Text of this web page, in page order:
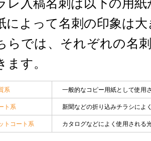
レ入稿名刺は以下の用
によって名刺の印象は
らでは、それぞれの名
ます。
系 一般的なコピー用紙として使用
ト系 新聞などの折り込みチラシによ
トコート系 カタログなどによく使用される